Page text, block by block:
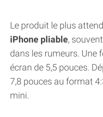
Le produit le plus
iPhone pliable,
dans les rumeurs. Une
écran de 5,5 pouces.
7,8 pouces au format
mini.